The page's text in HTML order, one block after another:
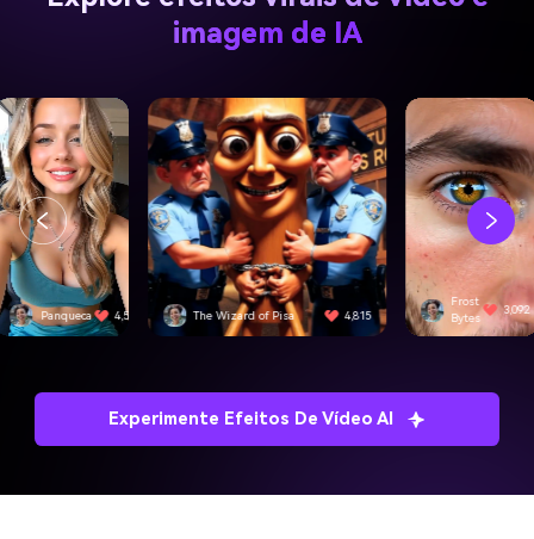
imagem de IA
Wizard of Pisa 4,815
Frost
Bytes
3,092 SwiftEdge
Experimente Efeitos De Vídeo AI